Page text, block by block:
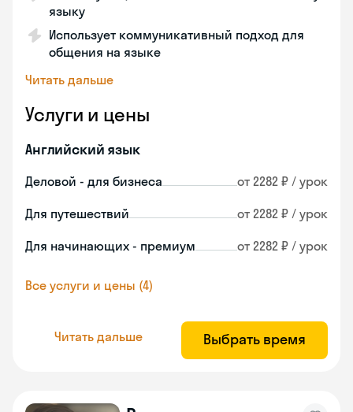
языку
Использует коммуникативный подход для
общения на языке
Читать дальше
Услуги и цены
Английский язык
Деловой - для бизнеса от 2282 ₽ / урок
Для путешествий от 2282 ₽ / урок
Для начинающих - премиум от 2282 ₽ / урок
Все услуги и цены (4)
Читать дальше Выбрать время